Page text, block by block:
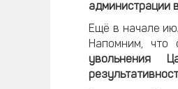
администрации
Ещё в начале
Напомним, что
увольнения